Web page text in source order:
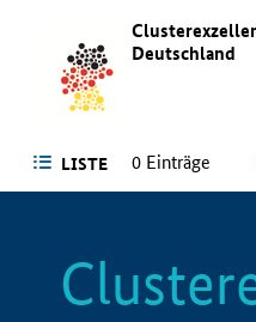
Deutschland
LISTE 0 Einträge